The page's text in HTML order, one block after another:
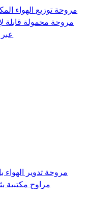
مروحة توزيع الهواء المكتبية
مروحة محمولة قابلة
عبر منفذ USB-C
مروحة تدوير الهواء
مراوح مكتبية